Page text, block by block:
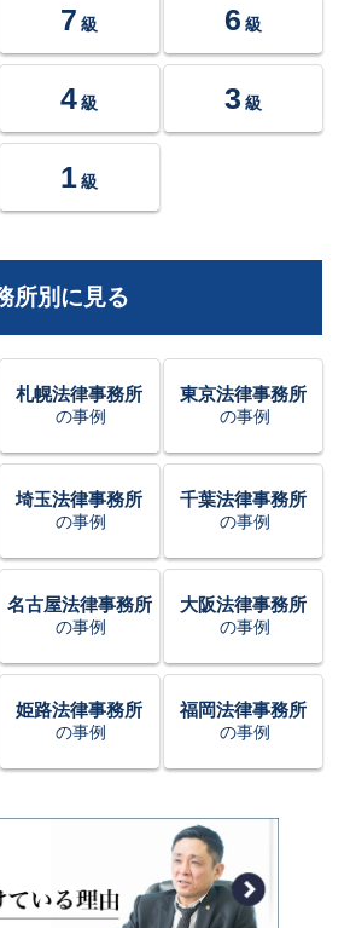
7 級 6 級
4 級 3 級
1 級
所別に見る
札幌法律事務所
の事例
東京法律事務所
の事例
埼玉法律事務所
の事例
千葉法律事務所
の事例
名古屋法律事務所
の事例
大阪法律事務所
の事例
姫路法律事務所
の事例
福岡法律事務所
の事例